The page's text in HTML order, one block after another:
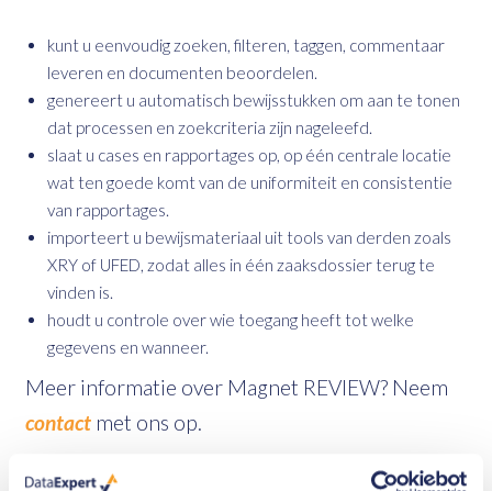
kunt u eenvoudig zoeken, filteren, taggen, commentaar
leveren en documenten beoordelen.
genereert u automatisch bewijsstukken om aan te tonen
dat processen en zoekcriteria zijn nageleefd.
slaat u cases en rapportages op, op één centrale locatie
wat ten goede komt van de uniformiteit en consistentie
van rapportages.
importeert u bewijsmateriaal uit tools van derden zoals
XRY of UFED, zodat alles in één zaaksdossier terug te
vinden is.
houdt u controle over wie toegang heeft tot welke
gegevens en wanneer.
Meer informatie over Magnet REVIEW? Neem
contact met ons op.